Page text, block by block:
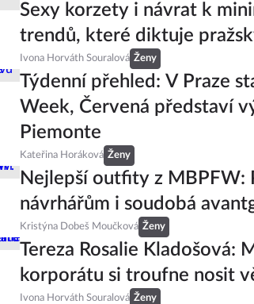
Sexy korzety i návrat k
trendů, které diktuje
Ivona Horváth Souralová Ženy
Týdenní přehled: V Praze
Week, Červená představí
Piemonte
Kateřina Horáková Ženy
Nejlepší outfity z MBPFW:
návrhářům i soudobá
Kristýna Dobeš Moučková Ženy
Tereza Rosalie Kladošová:
korporátu si troufne nosit
Ivona Horváth Souralová Ženy